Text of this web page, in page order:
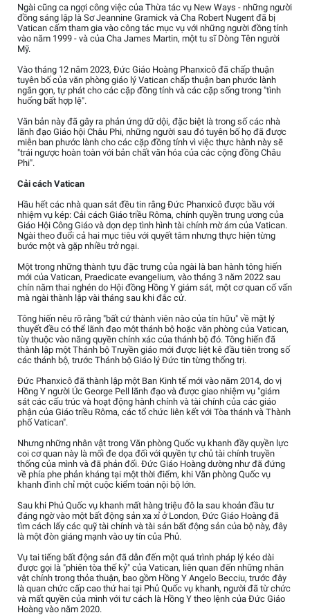
Ngài cũng ca ngợi công việc của Thừa tác vụ New Ways - những người
đồng sáng lập là Sơ Jeannine Gramick và Cha Robert Nugent đã bị
Vatican cấm tham gia vào công tác mục vụ với những người đồng tính
vào năm 1999 - và của Cha James Martin, một tu sĩ Dòng Tên người
Mỹ.
Vào tháng 12 năm 2023, Đức Giáo Hoàng Phanxicô đã chấp thuận
tuyên bố của văn phòng giáo lý Vatican chấp thuận ban phước lành
ngắn gọn, tự phát cho các cặp đồng tính và các cặp sống trong "tình
huống bất hợp lệ".
Văn bản này đã gây ra phản ứng dữ dội, đặc biệt là trong số các nhà
lãnh đạo Giáo hội Châu Phi, những người sau đó tuyên bố họ đã được
miễn ban phước lành cho các cặp đồng tính vì việc thực hành này sẽ
"trái ngược hoàn toàn với bản chất văn hóa của các cộng đồng Châu
Phi".
Cải cách Vatican
Hầu hết các nhà quan sát đều tin rằng Đức Phanxicô được bầu với
nhiệm vụ kép: Cải cách Giáo triều Rôma, chính quyền trung ương của
Giáo Hội Công Giáo và dọn dẹp tình hình tài chính mờ ám của Vatican.
Ngài theo đuổi cả hai mục tiêu với quyết tâm nhưng thực hiện từng
bước một và gặp nhiều trở ngại.
Một trong những thành tựu đặc trưng của ngài là ban hành tông hiến
mới của Vatican, Praedicate evangelium, vào tháng 3 năm 2022 sau
chín năm thai nghén do Hội đồng Hồng Y giám sát, một cơ quan cố vấn
mà ngài thành lập vài tháng sau khi đắc cử.
Tông hiến nêu rõ rằng "bất cứ thành viên nào của tín hữu" về mặt lý
thuyết đều có thể lãnh đạo một thánh bộ hoặc văn phòng của Vatican,
tùy thuộc vào năng quyền chính xác của thánh bộ đó. Tông hiến đã
thành lập một Thánh bộ Truyền giáo mới được liệt kê đầu tiên trong số
các thánh bộ, trước Thánh bộ Giáo lý Đức tin từng thống trị.
Đức Phanxicô đã thành lập một Ban Kinh tế mới vào năm 2014, do vị
Hồng Y người Úc George Pell lãnh đạo và được giao nhiệm vụ "giám
sát các cấu trúc và hoạt động hành chính và tài chính của các giáo
phận của Giáo triều Rôma, các tổ chức liên kết với Tòa thánh và Thành
phố Vatican".
Nhưng những nhân vật trong Văn phòng Quốc vụ khanh đầy quyền lực
coi cơ quan này là mối đe dọa đối với quyền tự chủ tài chính truyền
thống của mình và đã phản đối. Đức Giáo Hoàng dường như đã đứng
về phía phe phản kháng tại một thời điểm, khi Văn phòng Quốc vụ
khanh đình chỉ một cuộc kiểm toán nội bộ lớn.
Sau khi Phủ Quốc vụ khanh mất hàng triệu đô la sau khoản đầu tư
đáng ngờ vào một bất động sản xa xỉ ở London, Đức Giáo Hoàng đã
tìm cách lấy các quỹ tài chính và tài sản bất động sản của bộ này, đây
là một đòn giáng mạnh vào uy tín của Phủ.
Vụ tai tiếng bất động sản đã dẫn đến một quá trình pháp lý kéo dài
được gọi là "phiên tòa thế kỷ" của Vatican, liên quan đến những nhân
vật chính trong thỏa thuận, bao gồm Hồng Y Angelo Becciu, trước đây
là quan chức cấp cao thứ hai tại Phủ Quốc vụ khanh, người đã từ chức
và mất quyền của mình với tư cách là Hồng Y theo lệnh của Đức Giáo
Hoàng vào năm 2020.